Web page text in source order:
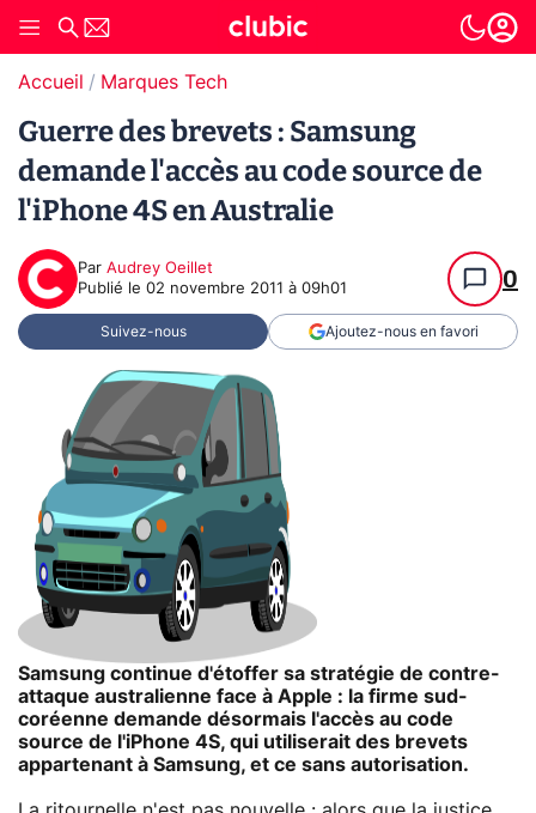
Accueil Marques Tech
Guerre des brevets : Samsung
demande l'accès au code source de
l'iPhone 4S en Australie
Par Audrey Oeillet
Publié le 02 novembre 2011 à 09h01 0
Suivez-nous Ajoutez-nous en favori
Samsung continue d'étoffer sa stratégie de contre-
attaque australienne face à Apple : la firme sud-
coréenne demande désormais l'accès au code
source de l'iPhone 4S, qui utiliserait des brevets
appartenant à Samsung, et ce sans autorisation.